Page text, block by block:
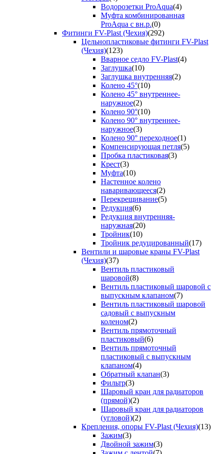
Водорозетки ProAqua(4)
Муфта комбинированная
ProAqua с вн.р.(0)
Фитинги FV-Plast (Чехия)(292)
Цельнопластиковые фитинги FV-Plast
(Чехия)(123)
Вварное седло FV-Plast(4)
Заглушка(10)
Заглушка внутренняя(2)
Колено 45°(10)
Колено 45° внутреннее-
наружное(2)
Колено 90°(10)
Колено 90° внутреннее-
наружное(3)
Колено 90° переходное(1)
Компенсирующая петля(5)
Пробка пластиковая(3)
Крест(3)
Муфта(10)
Настенное колено
наваривающееся(2)
Перекрещивание(5)
Редукция(6)
Редукция внутренняя-
наружная(20)
Тройник(10)
Тройник редуцированный(17)
Вентили и шаровые краны FV-Plast
(Чехия)(37)
Вентиль пластиковый
шаровой(8)
Вентиль пластиковый шаровой с
выпускным клапаном(7)
Вентиль пластиковый шаровой
садовый с выпускным
коленом(2)
Вентиль прямоточный
пластиковый(6)
Вентиль прямоточный
пластиковый с выпускным
клапаном(4)
Обратный клапан(3)
Фильтр(3)
Шаровый кран для радиаторов
(прямой)(2)
Шаровый кран для радиаторов
(угловой)(2)
Крепления, опоры FV-Plast (Чехия)(13)
Зажим(3)
Двойной зажим(3)